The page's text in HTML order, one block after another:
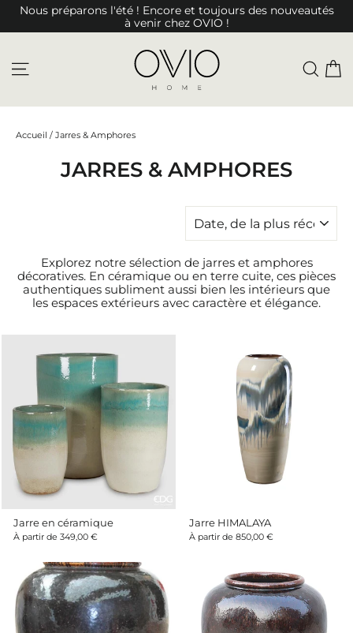
PasserNous préparons l'été ! Encore et toujours des nouveautés
à venir chez OVIO !
Accueil / Jarres & Amphores
JARRES & AMPHORES
APPLIQUER
Explorez notre sélection de jarres et amphores
décoratives. En céramique ou en terre cuite, ces pièces
authentiques subliment aussi bien les intérieurs que
les espaces extérieurs avec caractère et élégance.
Jarre en céramique
À partir de 349,00 €
Jarre HIMALAYA
À partir de 850,00 €